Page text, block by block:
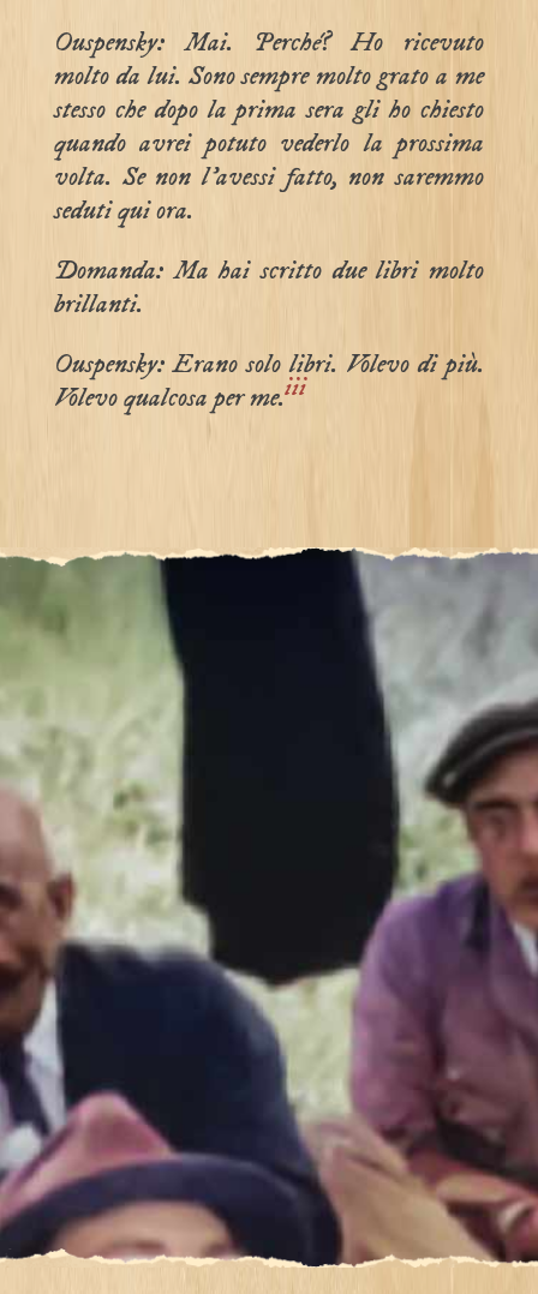
Ouspensky: Mai. Perché? Ho ricevuto
molto da lui. Sono sempre molto grato a me
stesso che dopo la prima sera gli ho chiesto
quando avrei potuto vederlo la prossima
volta. Se non l’avessi fatto, non saremmo
seduti qui ora.
Domanda: Ma hai scritto due libri molto
brillanti.
Ouspensky: Erano solo libri. Volevo di più.
Volevo qualcosa per me.iii